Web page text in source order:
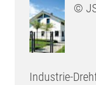
©
Industrie-